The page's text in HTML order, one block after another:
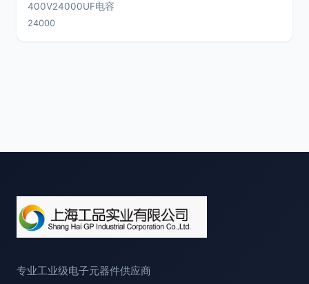
400V24000UF电容
24000
专业工业级电子元器件供应商